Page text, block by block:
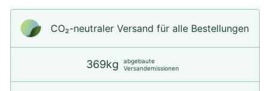
CO₂-neu­t­raler Versand für alle Bestellungen
369kg
abgebaute
Versandemissionen